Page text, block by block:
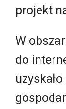
projekt
W
do